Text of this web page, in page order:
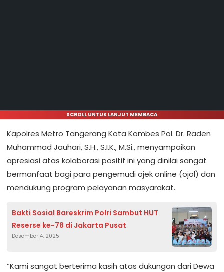
SCROLL UNTUK LANJUT MEMBACA
Kapolres Metro Tangerang Kota Kombes Pol. Dr. Raden
Muhammad Jauhari, S.H., S.I.K., M.Si., menyampaikan
apresiasi atas kolaborasi positif ini yang dinilai sangat
bermanfaat bagi para pengemudi ojek online (ojol) dan
mendukung program pelayanan masyarakat.
Bakti Sosial Bareskrim Polri Sambut HUT
Reserse ke-78 di Jakarta Pusat
Desember 4, 2025
“Kami sangat berterima kasih atas dukungan dari Dewa